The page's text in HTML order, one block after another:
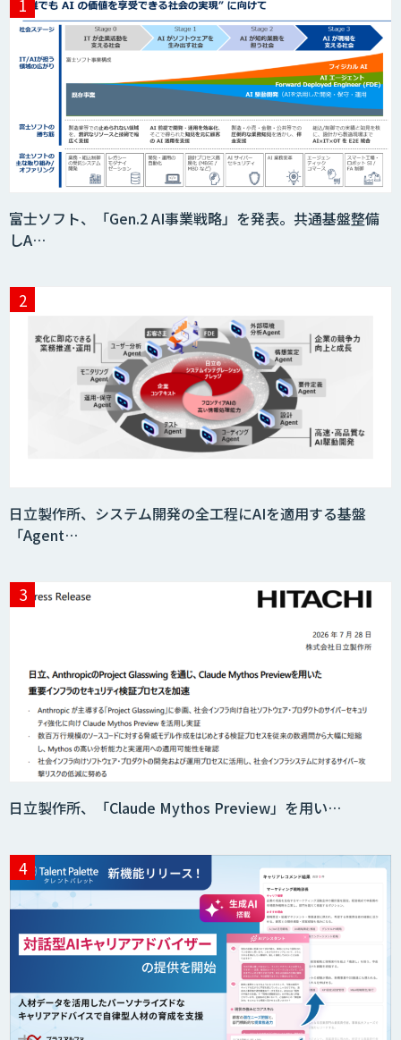
AIカメラ「GAUDi EYE」
【現場に特化したAI】映像解析・画像解
析総合ソリューション
安全品質AIソリューション
AIモデル開発
Datatang 高品質AIデータ収集・アノテ
サプライチェーンの計画業務最適化サー
ビス
富士ソフト、「Gen.2 AI事業戦略」を発表。共通基盤整備
しA…
日立製作所、システム開発の全工程にAIを適用する基盤
「Agent…
日立製作所、「Claude Mythos Preview」を用い…